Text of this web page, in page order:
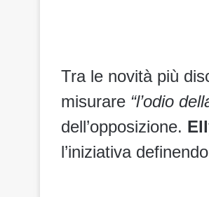
Tra le novità più
misurare “l’odio
dell’opposizione.
l’iniziativa